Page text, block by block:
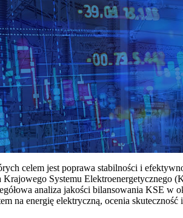
celem jest poprawa stabilności i
Systemu Elektroenergetycznego
analiza jakości bilansowania KSE w
energię elektryczną, ocenia